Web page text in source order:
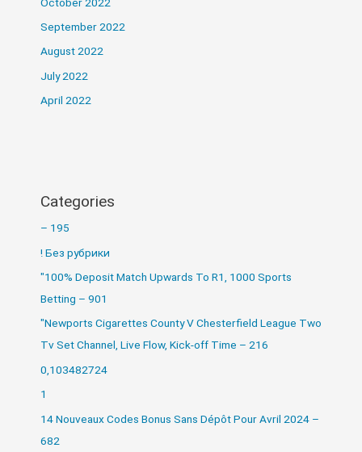
September 2022
August 2022
July 2022
April 2022
Categories
– 195
! Без рубрики
"100% Deposit Match Upwards To R1, 1000 Sports
Betting – 901
"Newports Cigarettes County V Chesterfield League Two
Tv Set Channel, Live Flow, Kick-off Time – 216
0,103482724
1
14 Nouveaux Codes Bonus Sans Dépôt Pour Avril 2024 –
682